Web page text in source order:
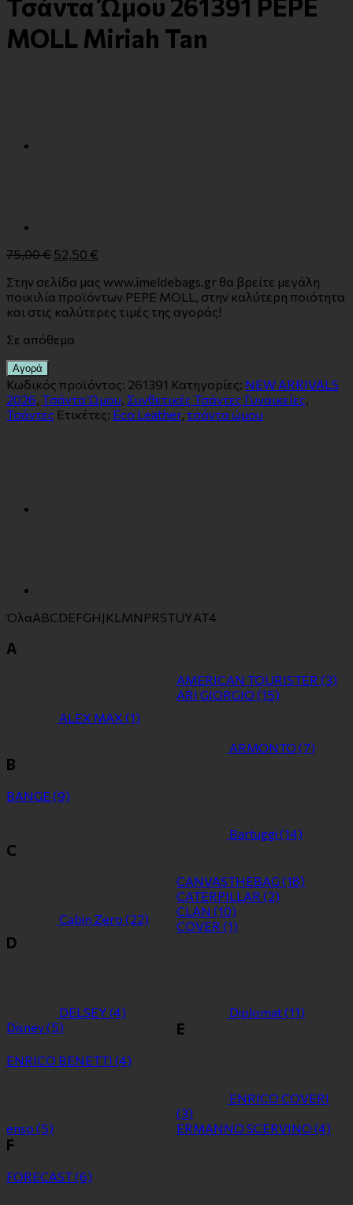
Τσάντα Ώμου 261391 PEPE
MOLL Miriah Tan
75,00€ 52,50 €
Στην σελίδα μας www.imeldebags.gr θα βρείτε μεγάλη
ποικιλία προϊόντων PEPE MOLL, στην καλύτερη ποιότητα
και στις καλύτερες τιμές της αγοράς!
Σε απόθεμα
Αγορά
Κωδικός προϊόντος: 261391 Κατηγορίες: NEW ARRIVALS
2026 Tσάντα Ώμου Συνθετικές Τσάντες Γυναικείες
Τσάντες Ετικέτες: Eco Leather, τσάντα ώμου
ΌλαABCDEFGH J KL MN PRSTUYΑΤ4
A
ALEX MAX (1)
AMERICAN TOURISTER (3)
ARI GIORGIO (15)
ARMONTO (7)
B
BANGE (9)
Bartuggi (14)
C
Cabin Zero (22)
CANVASTHEBAG (18)
CATERPILLAR (2)
CLAN (10)
COVER (1)
D
DELSEY (4) Diplomat(11)
Disney(5) E
ENRICO BENETTI (4)
ENRICO COVERI
(3)
enso (5) ERMANNO SCERVINO (4)
F
FORECAST(6)